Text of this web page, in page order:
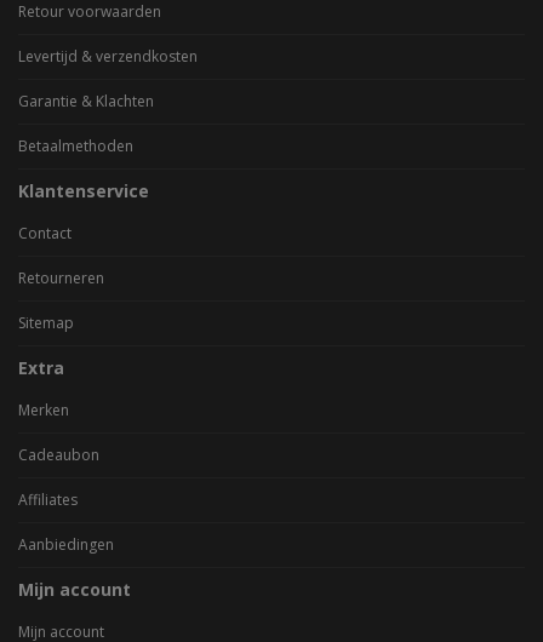
Retour voorwaarden
Levertijd & verzendkosten
Garantie & Klachten
Betaalmethoden
Klantenservice
Contact
Retourneren
Sitemap
Extra
Merken
Cadeaubon
Affiliates
Aanbiedingen
Mijn account
Mijn account